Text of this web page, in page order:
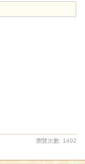
瀏覽次數: 1492